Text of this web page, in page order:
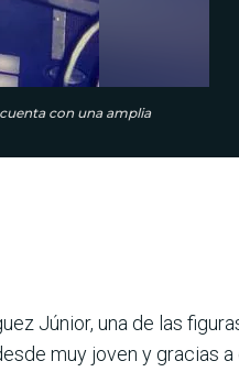
con una amplia
Júnior, una de las
muy joven y gracias